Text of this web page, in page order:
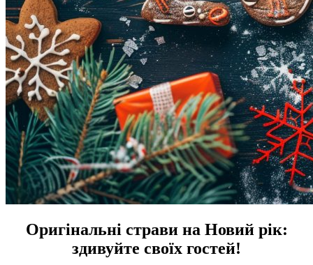
Оригінальні страви на Новий рік:
здивуйте своїх гостей!